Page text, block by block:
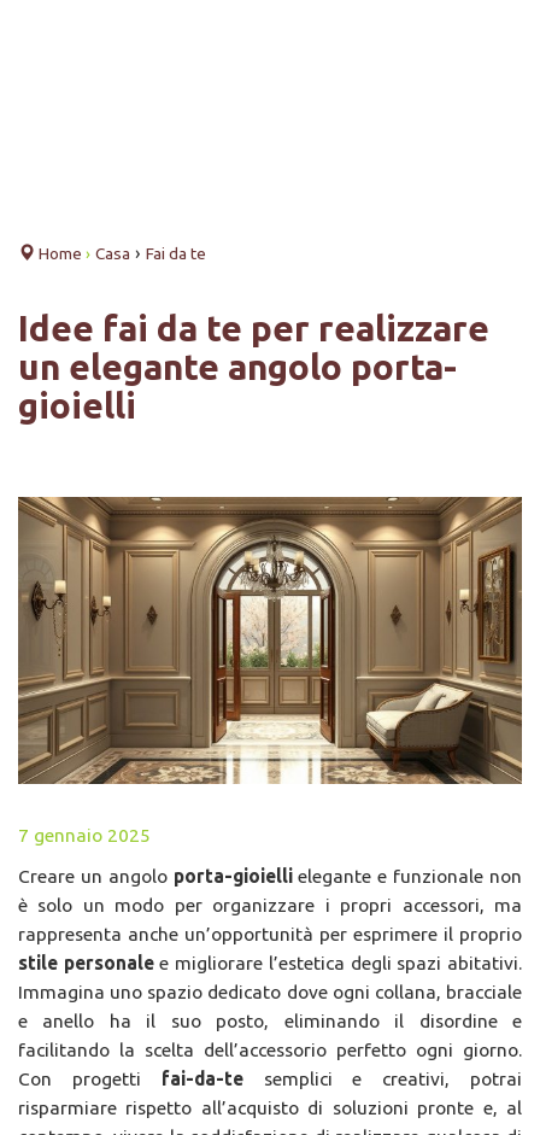
Home › Casa › Fai da te
Idee fai da te per realizzare
un elegante angolo porta-
gioielli
7 gennaio 2025
Creare un angolo porta-gioiellielegante e funzionale non
è solo un modo per organizzare i propri accessori, ma
rappresenta anche un’opportunità per esprimere il proprio
stile personalee migliorare l’estetica degli spazi abitativi.
Immagina uno spazio dedicato dove ogni collana, bracciale
e anello ha il suo posto, eliminando il disordine e
facilitando la scelta dell’accessorio perfetto ogni giorno.
Con progetti fai-da-tesemplici e creativi, potrai
risparmiare rispetto all’acquisto di soluzioni pronte e, al